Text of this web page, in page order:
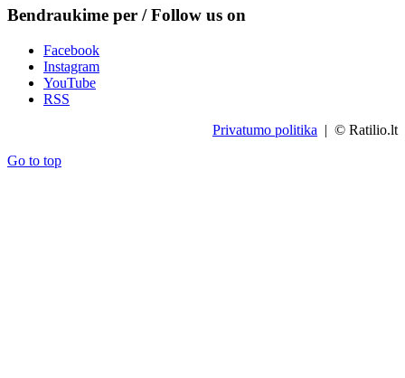
Bendraukime per / Follow us on
Facebook
Instagram
YouTube
RSS
Privatumo politika | © Ratilio.lt
Go to top